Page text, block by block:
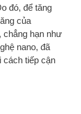
đó, để tăng
của
chẳng hạn như
nano, đã
cách tiếp cận